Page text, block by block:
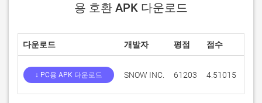
용 호환 APK 다운로드
다운로드 개발자 평점 점수
↓ PC용 APK 다운로드 SNOW INC. 61203 4.51015